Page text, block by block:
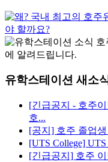
유학스테이션 새소
[긴급공지 - 호주
호...
[공지] 호주 졸업
[UTS College]
[긴급공지] 호주